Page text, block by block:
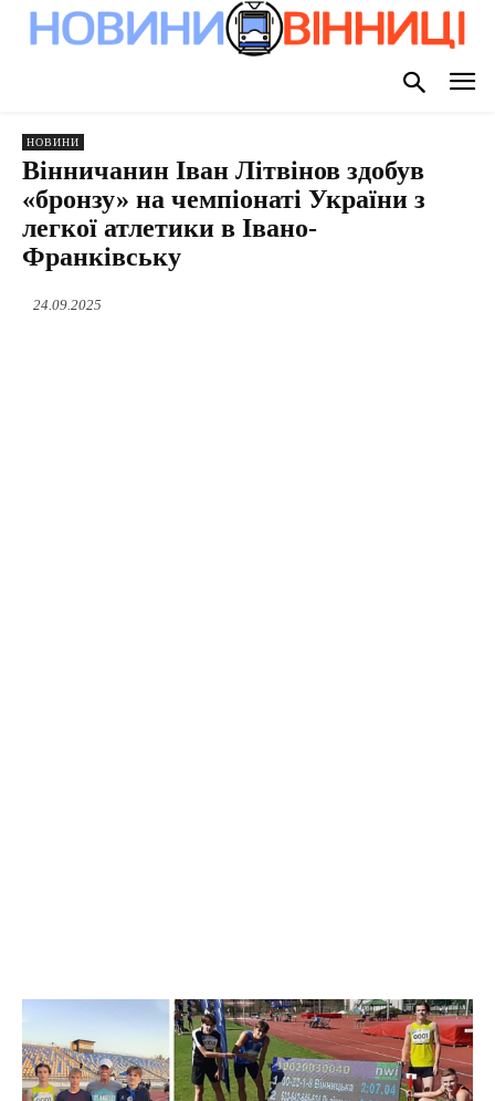
НОВИНИ
Вінничанин Іван Літвінов здобув
«бронзу» на чемпіонаті України з
легкої атлетики в Івано-
Франківську
24.09.2025